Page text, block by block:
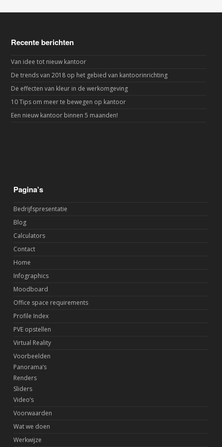
Recente berichten
Van idee tot nieuw kantoor
De trends van 2018 op het gebied van kantoorinrichting
De effecten van kleur in de werkomgeving
10 Tips om meer te bewegen op kantoor
Een nieuw kantoor binnen 5 maanden!
Pagina’s
Bedrijfspresentatie
Blog
Calculators
Contact
Home
Infographics
Moodboard
Office space requirements
Profile Index
PVE opstellen
Virtual Reality
Voorbeelden
Panorama’s
Renders
Sliders
Video’s
Voorwaarden
Wat we doen
Werkwijze